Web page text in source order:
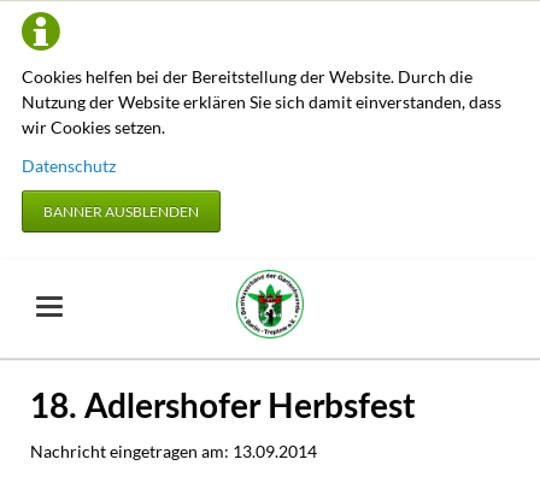
Cookies helfen bei der Bereitstellung der Website. Durch die
Nutzung der Website erklären Sie sich damit einverstanden, dass
wir Cookies setzen.
Datenschutz
BANNER AUSBLENDEN
18. Adlershofer Herbsfest
Nachricht eingetragen am: 13.09.2014